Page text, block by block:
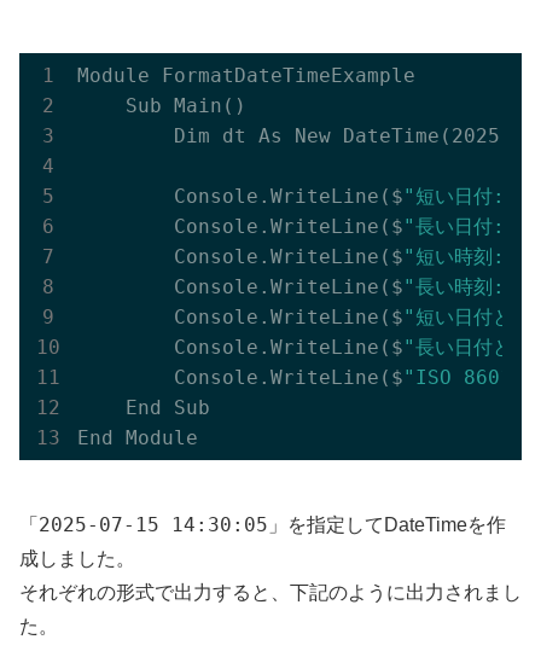
Module FormatDateTimeExample
    Sub
Main()
        Dim dt As New
        Console.
WriteLine($"短い日付:
        Console.
WriteLine($"長い日付:
        Console.
WriteLine($"短い時刻:
        Console.
WriteLine($"長い時刻:
        Console.
WriteLine($"短い日付
        Console.
WriteLine($"長い日付
        Console.
WriteLine($"ISO
    End Sub
「 2025-07-15 14:30:05 」を指定してDateTimeを作
成しました。
それぞれの形式で出力すると、下記のように出力されまし
た。